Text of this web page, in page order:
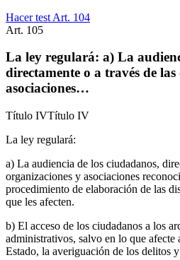
Hacer test Art. 104
Art. 105
La ley regulará: a) La
directamente o a través de
asociaciones…
Título IVTítulo IV
La ley regulará:
a) La audiencia de los ciudadanos,
organizaciones y asociaciones
procedimiento de elaboración de las
que les afecten.
b) El acceso de los ciudadanos a los
administrativos, salvo en lo que afecte
Estado, la averiguación de los delitos